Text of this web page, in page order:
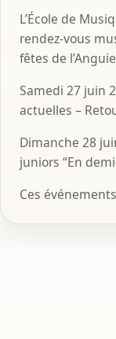
L’École de
rendez-vous
fêtes de
Samedi 27 juin
actuelles –
Dimanche 28
juniors “En
Ces